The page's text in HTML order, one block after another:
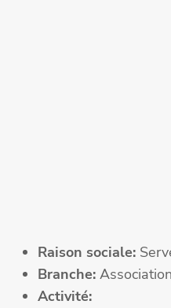
Raison sociale:
Branche:
Activité: